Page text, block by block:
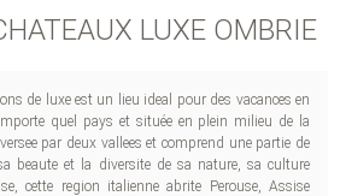
LUXE OMBRIE
de luxe est un lieu ideal pour des vacances en
quel pays et située en plein milieu de la
par deux vallees et comprend une partie de
beaute et la diversite de sa nature, sa culture
cette region italienne abrite Perouse, Assise